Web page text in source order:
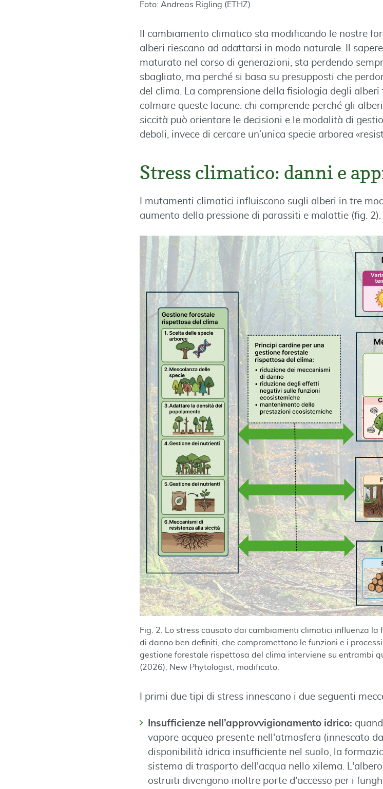
Foto: Andreas Rigling (ETHZ)
Il cambiamento climatico sta modificando le nostre
alberi riescano ad adattarsi in modo naturale. Il
maturato nel corso di generazioni, sta perdendo
sbagliato, ma perché si basa su presupposti che
del clima. La comprensione della fisiologia degli
colmare queste lacune: chi comprende perché gli
siccità può orientare le decisioni e le modalità di
deboli, invece di cercare un’unica specie arborea
Stress climatico: danni e
I mutamenti climatici influiscono sugli alberi in tre
aumento della pressione di parassiti e malattie (fig. 2).
Fig. 2. Lo stress causato dai cambiamenti climatici influenza
di danno ben definiti, che compromettono le funzioni e i
gestione forestale rispettosa del clima interviene su entrambi
(2026), New Phytologist, modificato.
I primi due tipi di stress innescano i due seguenti
Insufficienze nell’approvvigionamento idrico:
vapore acqueo presente nell'atmosfera (innescato
disponibilità idrica insufficiente nel suolo, la
sistema di trasporto dell'acqua nello xilema.
ostruiti divengono inoltre porte d'accesso per i